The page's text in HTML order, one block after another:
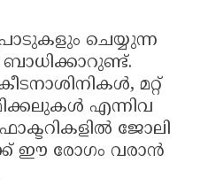
ചെയ്യുന്ന
മറ്റ്
എന്നിവ
ജോലി
ഈ രോഗം വരാൻ